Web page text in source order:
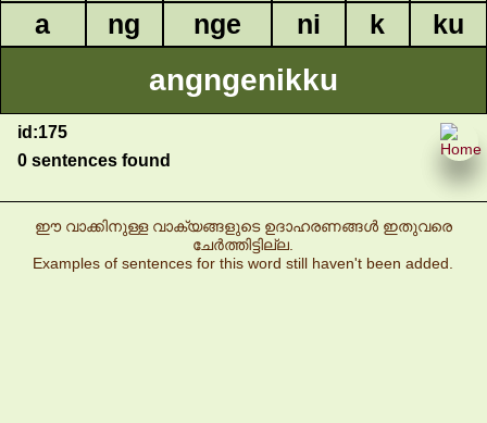
a
ng nge ni k ku
angngenikku
id:175
0 sentences found
ഈ വാക്കിനുള്ള വാക്യങ്ങളുടെ ഉദാഹരണങ്ങൾ ഇതുവരെ
ചേർത്തിട്ടില്ല.
Examples of sentences for this word still haven't been added.